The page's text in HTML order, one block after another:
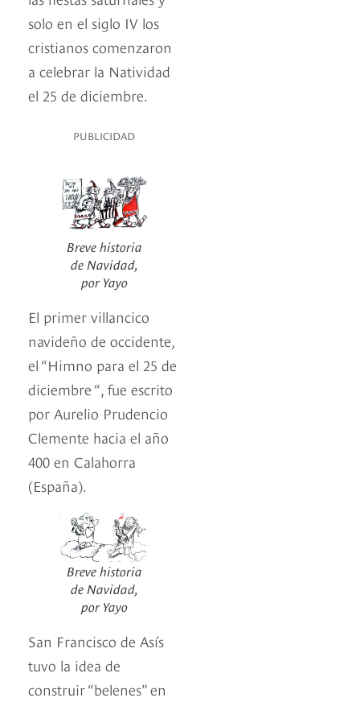
solo en el siglo IV los
cristianos comenzaron
a celebrar la Natividad
el 25 de diciembre.
PUBLICIDAD
Breve historia
de Navidad,
por Yayo
El primer villancico
navideño de occidente,
el “Himno para el 25 de
diciembre “, fue escrito
por Aurelio Prudencio
Clemente hacia el año
400 en Calahorra
(España).
Breve historia
de Navidad,
por Yayo
San Francisco de Asís
tuvo la idea de
construir “belenes” en